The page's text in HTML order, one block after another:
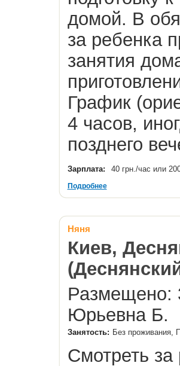
домой. В
за ребенка
занятия
График
4 часов,
позднего
Зарплата: 40 грн./час или
Подробнее
Няня
Киев,
Размещено:
Юрьевна Б.
Занятость: Без проживания,
Смотреть